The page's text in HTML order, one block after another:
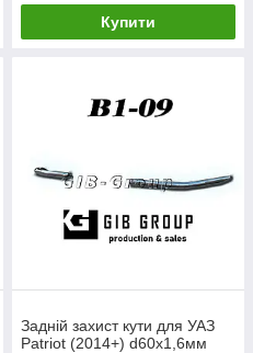
Купити
Задній захист кути для УАЗ
Patriot (2014+) d60х1,6мм